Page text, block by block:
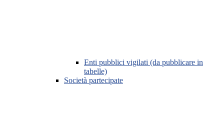
Enti pubblici vigilati (da pubblicare in
tabelle)
Società partecipate